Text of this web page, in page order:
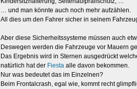
… und man könnte auch noch mehr aufzählen.
All dies um den Fahrer sicher in seinem
Aber diese Sicherheitssysteme müssen auch
Deswegen werden die Fahrzeuge vor Mauern
Das Ergebnis wird in Sternen ausgedrückt
natürlich hat der Fiesta alle davon bekommen.
Nur was bedeutet das im Einzelnen?
Beim Frontalcrash, egal wie, kommt recht